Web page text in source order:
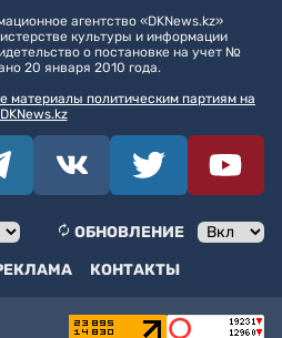
агентство «DKNews.kz»
культуры и информации
о постановке на учет №
20 января 2010 года.
материалы политическим партиям на
DKNews.kz
ОБНОВЛЕНИЕ
КОНТАКТЫ